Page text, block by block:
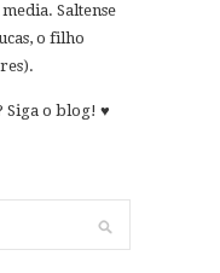
Saltense
o filho
Siga o blog! ♥